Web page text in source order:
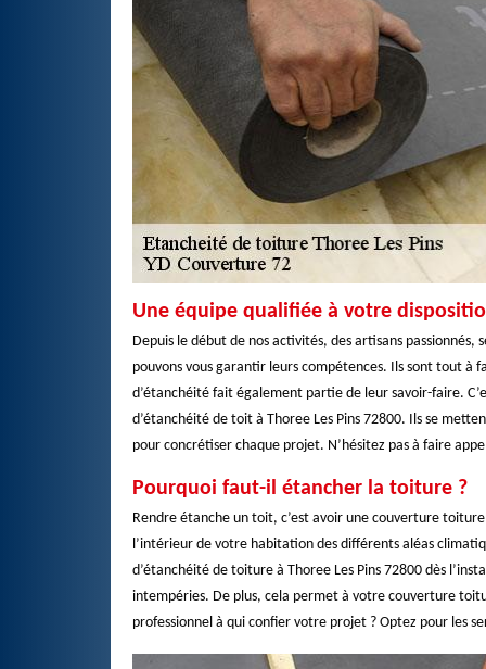
Une équipe qualifiée à votre
Depuis le début de nos activités, des artisans
pouvons vous garantir leurs compétences. Ils sont tout
d’étanchéité fait également partie de leur savoir-faire.
d’étanchéité de toit à Thoree Les Pins 72800. Ils se
pour concrétiser chaque projet. N’hésitez pas à faire
Pourquoi faut-il étancher la toiture ?
Rendre étanche un toit, c’est avoir une couverture
l’intérieur de votre habitation des différents aléas
d’étanchéité de toiture à Thoree Les Pins 72800 dès
intempéries. De plus, cela permet à votre couverture
professionnel à qui confier votre projet ? Optez pour les